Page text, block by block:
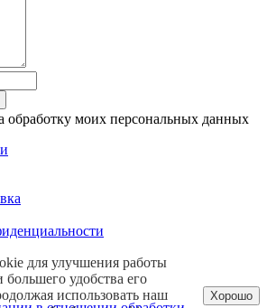
обработку моих персональных данных
для улучшения работы
удобства его
использовать наш
Хорошо